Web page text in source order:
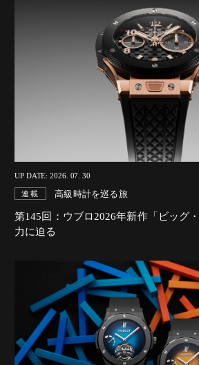
UP DATE: 2026. 07. 30
連載 高級時計を巡る旅
第145回：ウブロ2026年新作「ビッグ
力に迫る